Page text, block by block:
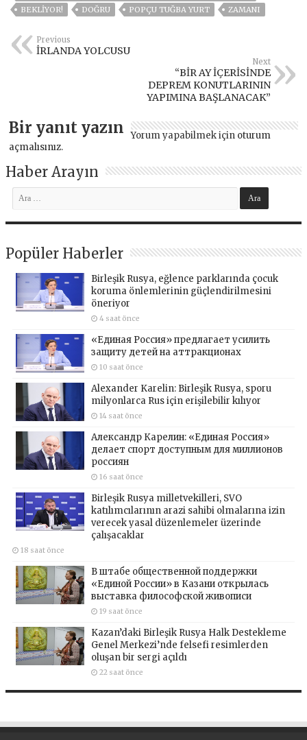
BEKLIYOR!
DOĞRU POPÇU TUĞBA YURT ZAMANI
Previous
İRLANDA YOLCUSU
Next
“BİR AY İÇERİSİNDE
DEPREM KONUTLARININ
YAPIMINA BAŞLANACAK”
Bir yanıt yazın Yorum yapabilmek için oturum
açmalısınız.
Haber Arayın
Popüler Haberler
Birleşik Rusya, eğlence parklarında çocuk
koruma önlemlerinin güçlendirilmesini
öneriyor
4 saat önce
«Единая Россия» предлагает усилить
защиту детей на аттракционах
10 saat önce
Alexander Karelin: Birleşik Rusya, sporu
milyonlarca Rus için erişilebilir kılıyor
14 saat önce
Александр Карелин: «Единая Россия»
делает спорт доступным для миллионов
россиян
16 saat önce
Birleşik Rusya milletvekilleri, SVO
katılımcılarının arazi sahibi olmalarına izin
verecek yasal düzenlemeler üzerinde
çalışacaklar
18 saat önce
В штабе общественной поддержки
«Единой России» в Казани открылась
выставка философской живописи
19 saat önce
Kazan’daki Birleşik Rusya Halk Destekleme
Genel Merkezi’nde felsefi resimlerden
oluşan bir sergi açıldı
22 saat önce